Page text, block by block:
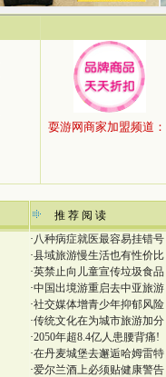
推 荐 阅 读
·八种病症就医最容易挂错号
·县域旅游慢生活也有性价比
·英禁止向儿童宣传垃圾食品
·中国出境游重启去中亚旅游
·社交媒体增青少年抑郁风险
·传统文化在为城市旅游加分
·2050年超8.4亿人患腰背痛!
·在丹麦城堡去邂逅哈姆雷特
·爱尔兰酒上必须贴健康警告